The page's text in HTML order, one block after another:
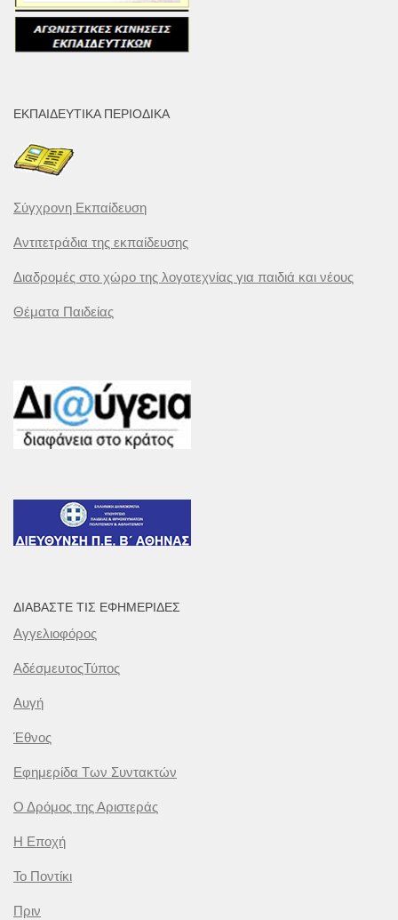
ΕΚΠΑΙΔΕΥΤΙΚΆ ΠΕΡΙΟΔΙΚΆ
Σύγχρονη Εκπαίδευση
Αντιτετράδια της εκπαίδευσης
Διαδρομές στο χώρο της λογοτεχνίας για παιδιά και νέους
Θέματα Παιδείας
ΔΙΑΒΆΣΤΕ ΤΙΣ ΕΦΗΜΕΡΊΔΕΣ
Αγγελιοφόρος
ΑδέσμευτοςΤύπος
Αυγή
Έθνος
Εφημερίδα Των Συντακτών
Ο Δρόμος της Αριστεράς
Η Εποχή
Το Ποντίκι
Πριν